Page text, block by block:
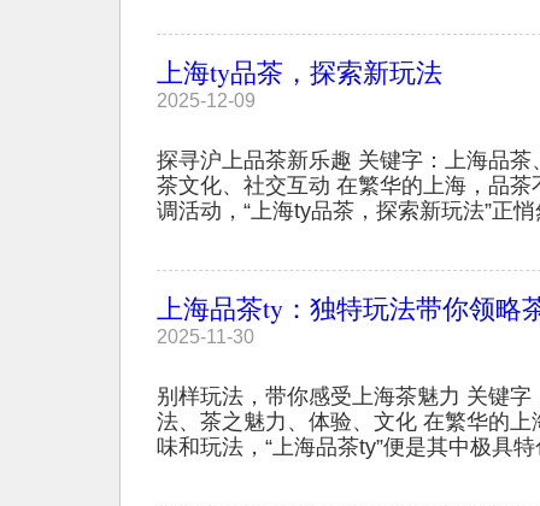
上海ty品茶，探索新玩法
2025-12-09
探寻沪上品茶新乐趣 关键字：上海品
茶文化、社交互动 在繁华的上海，品
调活动，“上海ty品茶，探索新玩法”正
上海品茶ty：独特玩法带你领略
2025-11-30
别样玩法，带你感受上海茶魅力 关键
法、茶之魅力、体验、文化 在繁华的
味和玩法，“上海品茶ty”便是其中极具